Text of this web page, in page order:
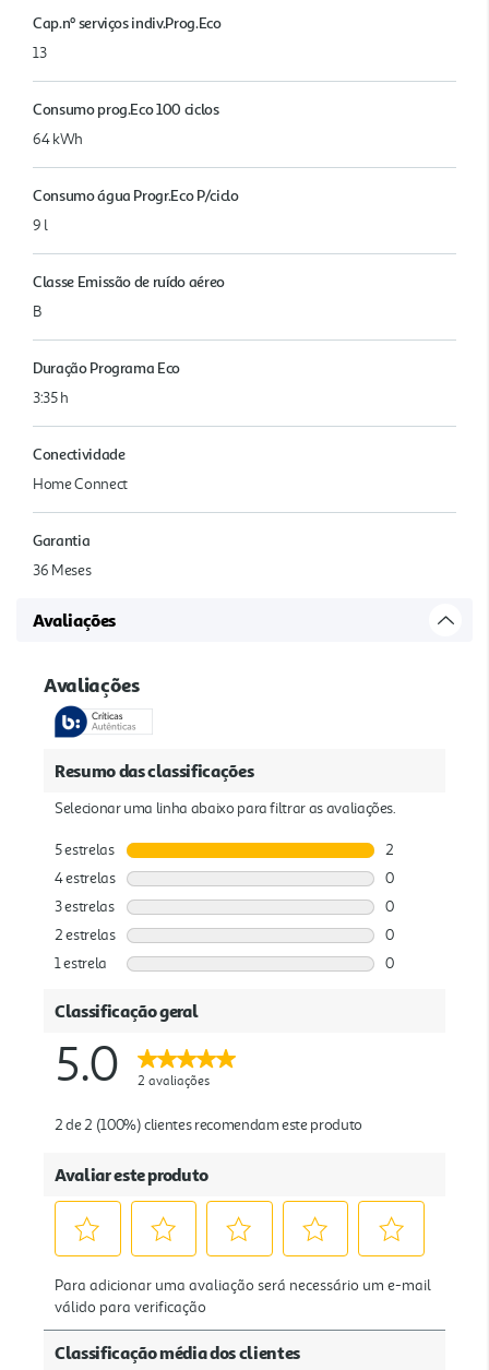
Cap.nº serviços indiv.Prog.Eco
13
Consumo prog.Eco 100 ciclos
64 kWh
Consumo água Progr.Eco P/ciclo
9 l
Classe Emissão de ruído aéreo
B
Duração Programa Eco
3:35 h
Conectividade
Home Connect
Garantia
36 Meses
Avaliações